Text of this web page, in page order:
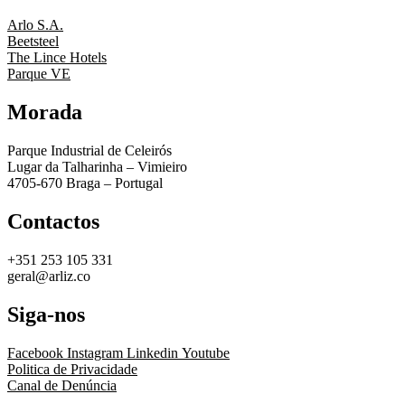
Arlo S.A.
Beetsteel
The Lince Hotels
Parque VE
Morada
Parque Industrial de Celeirós
Lugar da Talharinha – Vimieiro
4705-670 Braga – Portugal
Contactos
+351 253 105 331
geral@arliz.co
Siga-nos
Facebook Instagram Linkedin Youtube
Politica de Privacidade
Canal de Denúncia